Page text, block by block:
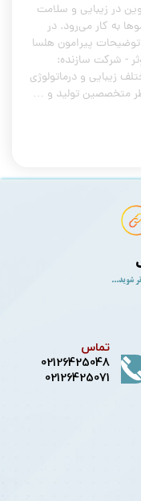
در زیبایی و سلامت
به کار می‌رود. در
پیرامون هلسا
- شرکت سازنده:
زیبایی و درماتولوژی
متخصصین تولید و …
تماس
02126425048
02126425071
شوید...